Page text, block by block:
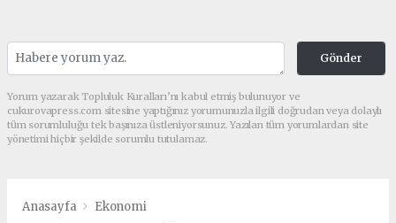
Gönder
Yorum yazarak Topluluk Kuralları’nı kabul etmiş bulunuyor ve
cukurovapress.com sitesine yaptığınız yorumunuzla ilgili doğrudan veya dolaylı
tüm sorumluluğu tek başınıza üstleniyorsunuz. Yazılan tüm yorumlardan site
yönetimi hiçbir şekilde sorumlu tutulamaz.
Anasayfa Ekonomi